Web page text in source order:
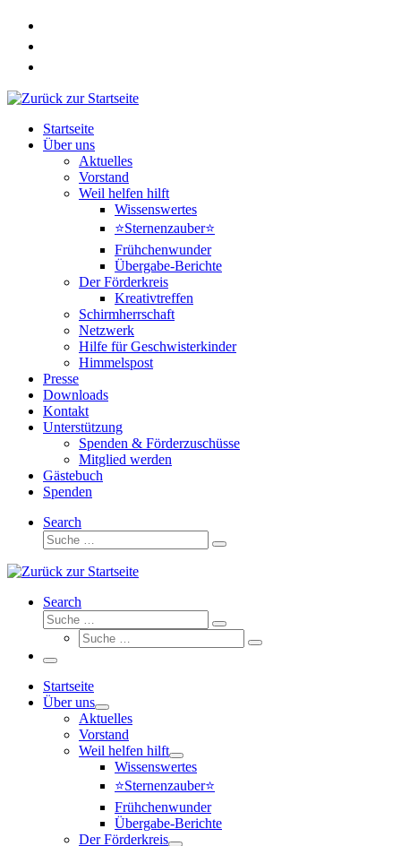
Zum
springen
Startseite
Über uns
Aktuelles
Vorstand
Weil helfen hilft
Wissenswertes
⭐Sternenzauber⭐
Frühchenwunder
Übergabe-Berichte
Der Förderkreis
Kreativtreffen
Schirmherrschaft
Netzwerk
Hilfe für Geschwisterkinder
Himmelspost
Presse
Downloads
Kontakt
Unterstützung
Spenden & Förderzuschüsse
Mitglied werden
Gästebuch
Spenden
Search
Suche
Suche
Search
Suche
Suche
Suche
Suche
Menü
Startseite
Über uns
Aktuelles
Vorstand
Weil helfen hilft
Wissenswertes
⭐Sternenzauber⭐
Frühchenwunder
Übergabe-Berichte
Der Förderkreis